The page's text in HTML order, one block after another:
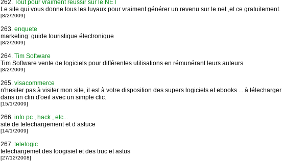
262. Tout pour vraiment reussir sur le NET
Le site qui vous donne tous les tuyaux pour vraiment générer un revenu sur le net ,et ce gratuitement.
[8/2/2009]
263. enquete
marketing: guide touristique électronique
[8/2/2009]
264. Tim Software
Tim Software vente de logiciels pour différentes utilisations en rémunérant leurs auteurs
[8/2/2009]
265. visacommerce
n'hesiter pas à visiter mon site, il est à votre disposition des supers logiciels et ebooks ... à télecharger
dans un clin d'oeil avec un simple clic.
[15/1/2009]
266. info pc , hack , etc...
site de telechargement et d astuce
[14/1/2009]
267. telelogic
telechargemet des loogisiel et des truc et astus
[27/12/2008]